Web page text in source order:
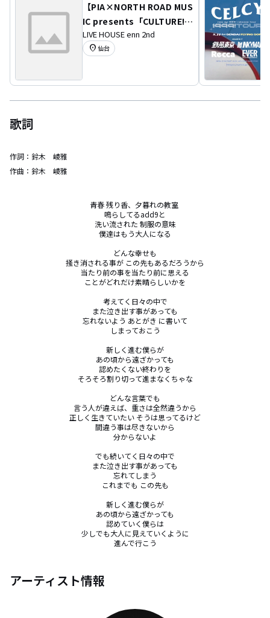
【PIA×NORTH ROAD MUS
IC presents「CULTURE!!!
CULTURE!!!CULTURE!!!」e
nn 25th anniversary】
LIVE HOUSE enn 2nd
location_on 仙台
歌詞
作詞： 鈴木 崚雅
作曲： 鈴木 崚雅
青春 残り香、夕暮れの教室
鳴らしてるadd9と
洗い流された 制服の意味
僕達はもう大人になる
どんな幸せも
掻き消される事が この先もあるだろうから
当たり前の事を当たり前に思える
ことがどれだけ素晴らしいかを
考えてく日々の中で
また泣き出す事があっても
忘れないよう あとがき に書いて
しまっておこう
新しく進む僕らが
あの頃から遠ざかっても
認めたくない終わりを
そろそろ割り切って進まなくちゃな
どんな言葉でも
言う人が違えば、重さは全然違うから
正しく生きていたい そうは思ってるけど
間違う事は尽きないから
分からないよ
でも続いてく日々の中で
また泣き出す事があっても
忘れてしまう
これまでも この先も
新しく進む僕らが
あの頃から遠ざかっても
認めていく僕らは
少しでも大人に見えていくように
進んで行こう
アーティスト情報